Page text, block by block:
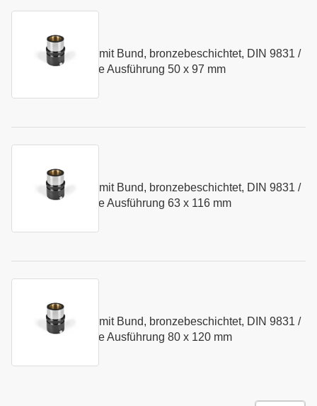
Führungsbuchse mit Bund, bronzebeschichtet, DIN 9831 /
ISO 9448 - mittlere Ausführung 50 x 97 mm
Kurzname:N084.50
103419
Führungsbuchse mit Bund, bronzebeschichtet, DIN 9831 /
ISO 9448 - mittlere Ausführung 63 x 116 mm
Kurzname:N084.63
103420
Führungsbuchse mit Bund, bronzebeschichtet, DIN 9831 /
ISO 9448 - mittlere Ausführung 80 x 120 mm
Kurzname:N084.80
103421